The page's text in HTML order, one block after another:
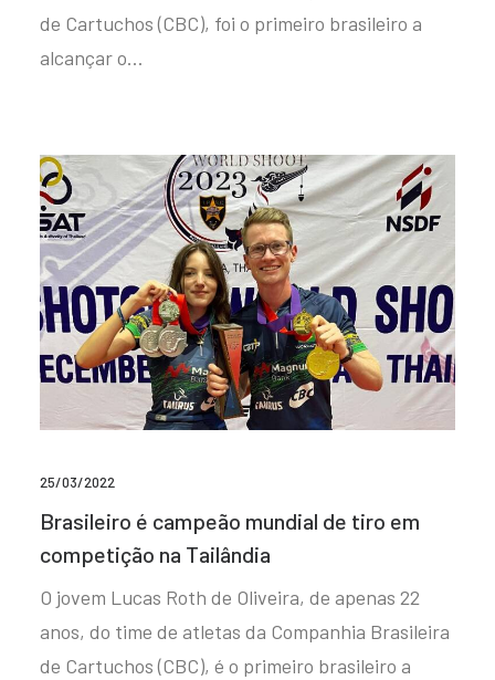
de Cartuchos (CBC), foi o primeiro brasileiro a
alcançar o…
25/03/2022
Brasileiro é campeão mundial de tiro em
competição na Tailândia
O jovem Lucas Roth de Oliveira, de apenas 22
anos, do time de atletas da Companhia Brasileira
de Cartuchos (CBC), é o primeiro brasileiro a